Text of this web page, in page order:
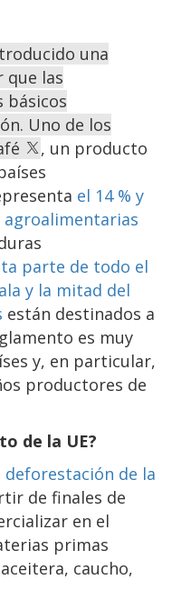
una
que las
básicos
Uno de los
, un producto
el 14 % y
agroalimentarias
parte de todo el
y la mitad del
están destinados a
es muy
y, en particular,
productores de
de la UE?
deforestación de la
de finales de
en el
primas
caucho,